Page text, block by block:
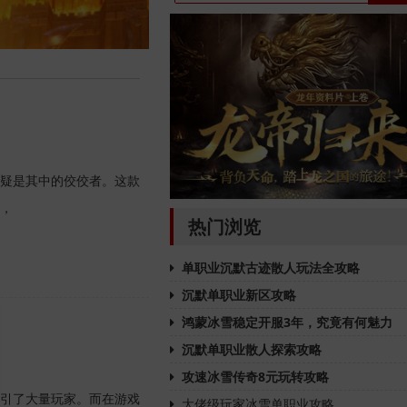
是其中的佼佼者。这款
了大量玩家。而在游戏
热门浏览
单职业沉默古迹散人玩法全攻略
沉默单职业新区攻略
鸿蒙冰雪稳定开服3年，究竟有何魅力
沉默单职业散人探索攻略
攻速冰雪传奇8元玩转攻略
大佬级玩家冰雪单职业攻略